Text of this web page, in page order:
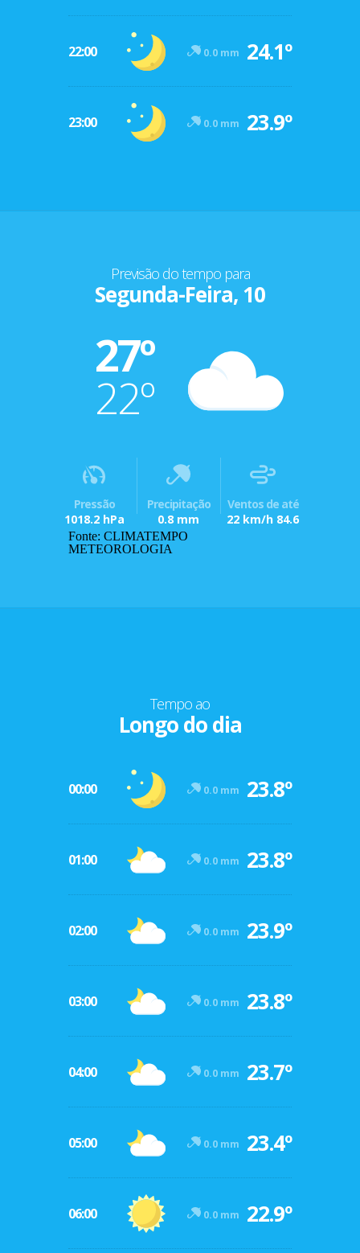
22:00 0.0 mm 24.1º
23:00 0.0 mm 23.9º
Previsão do tempo para
Segunda-Feira, 10
27º
22º
Pressão
1018.2 hPa
Precipitação
0.8 mm
Ventos de até
22 km/h 84.6
Fonte: CLIMATEMPO
METEOROLOGIA
Tempo ao
Longo do dia
00:00 0.0 mm 23.8º
01:00 0.0 mm 23.8º
02:00 0.0 mm 23.9º
03:00 0.0 mm 23.8º
04:00 0.0 mm 23.7º
05:00 0.0 mm 23.4º
06:00 0.0 mm 22.9º